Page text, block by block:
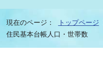
現在のページ： トップページ
住民基本台帳人口・世帯数